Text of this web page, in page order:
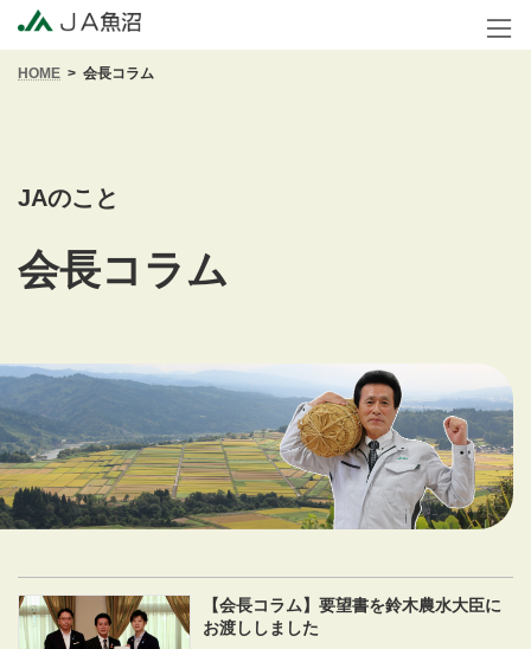
HOME 会長コラム
会長コラム
【会長コラム】要望書を鈴木農水大臣に
お渡ししました